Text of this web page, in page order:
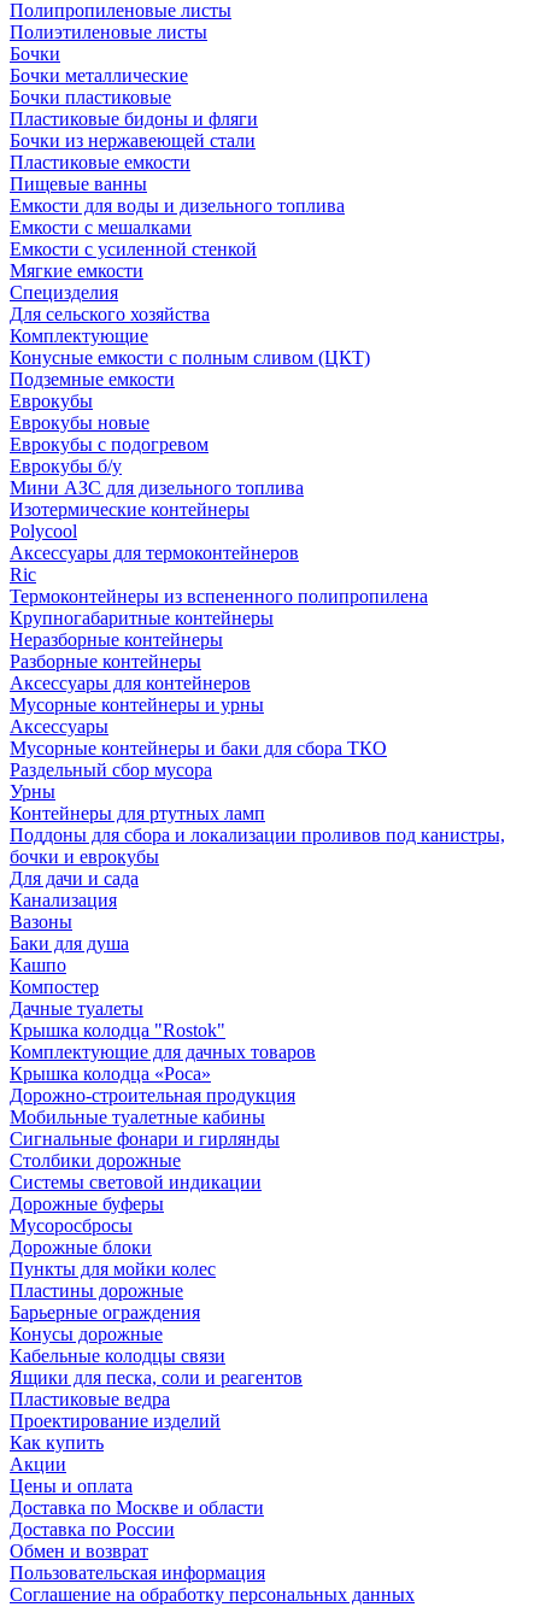
Полипропиленовые листы
Полиэтиленовые листы
Бочки
Бочки металлические
Бочки пластиковые
Пластиковые бидоны и фляги
Бочки из нержавеющей стали
Пластиковые емкости
Пищевые ванны
Емкости для воды и дизельного топлива
Емкости с мешалками
Емкости с усиленной стенкой
Мягкие емкости
Специзделия
Для сельского хозяйства
Комплектующие
Конусные емкости с полным сливом (ЦКТ)
Подземные емкости
Еврокубы
Еврокубы новые
Еврокубы с подогревом
Еврокубы б/у
Мини АЗС для дизельного топлива
Изотермические контейнеры
Polycool
Аксессуары для термоконтейнеров
Ric
Термоконтейнеры из вспененного полипропилена
Крупногабаритные контейнеры
Неразборные контейнеры
Разборные контейнеры
Аксессуары для контейнеров
Мусорные контейнеры и урны
Аксессуары
Мусорные контейнеры и баки для сбора ТКО
Раздельный сбор мусора
Урны
Контейнеры для ртутных ламп
Поддоны для сбора и локализации проливов под канистры,
бочки и еврокубы
Для дачи и сада
Канализация
Вазоны
Баки для душа
Кашпо
Компостер
Дачные туалеты
Крышка колодца "Rostok"
Комплектующие для дачных товаров
Крышка колодца «Роса»
Дорожно-строительная продукция
Мобильные туалетные кабины
Сигнальные фонари и гирлянды
Столбики дорожные
Системы световой индикации
Дорожные буферы
Мусоросбросы
Дорожные блоки
Пункты для мойки колес
Пластины дорожные
Барьерные ограждения
Конусы дорожные
Кабельные колодцы связи
Ящики для песка, соли и реагентов
Пластиковые ведра
Проектирование изделий
Как купить
Акции
Цены и оплата
Доставка по Москве и области
Доставка по России
Обмен и возврат
Пользовательская информация
Соглашение на обработку персональных данных